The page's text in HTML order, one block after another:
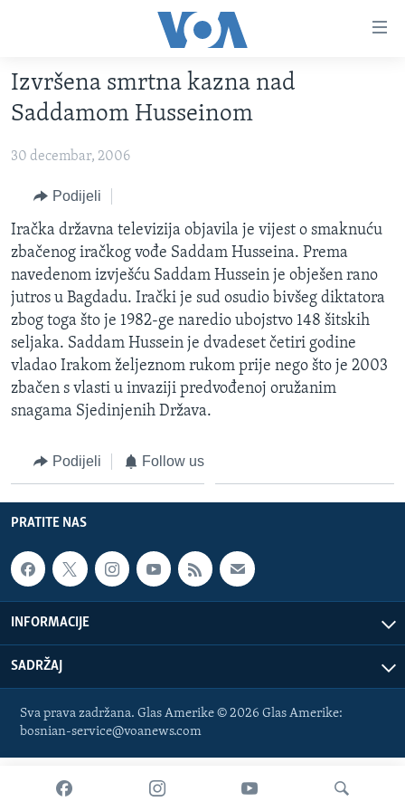
glavni
sadržaj
na
navigaciju
Idi
na
pretragu
FOTOGRAFIJE DANA
VIJESTI
SJEDINJENE AMERIČKE DRŽAVE
BOSNA I HERCEGOVINA
SVIJET
NAUKA I TEHNOLOGIJA
SPECIJALNI PROJEKTI
KORUPCIJA
SLOBODA MEDIJA
ŽENSKA STRANA
IZBJEGLIČKA STRANA
MAGAZIN
O GLASU AMERIKE
Learning English
PRATITE NAS
Izvršena smrtna kazna nad
Saddamom Husseinom
30 decembar, 2006
Podijeli
Iračka državna televizija objavila je vijest o smaknuću
zbačenog iračkog vođe Saddam Husseina. Prema
navedenom izvješću Saddam Hussein je obješen rano
jutros u Bagdadu. Irački je sud osudio bivšeg diktatora
zbog toga što je 1982-ge naredio ubojstvo 148 šitskih
seljaka. Saddam Hussein je dvadeset četiri godine
vladao Irakom željeznom rukom prije nego što je 2003
zbačen s vlasti u invaziji predvođenoj oružanim
snagama Sjedinjenih Država.
Podijeli Follow us
PRATITE NAS
INFORMACIJE
SADRŽAJ
Sva prava zadržana. Glas Amerike © 2026 Glas Amerike:
bosnian-service@voanews.com